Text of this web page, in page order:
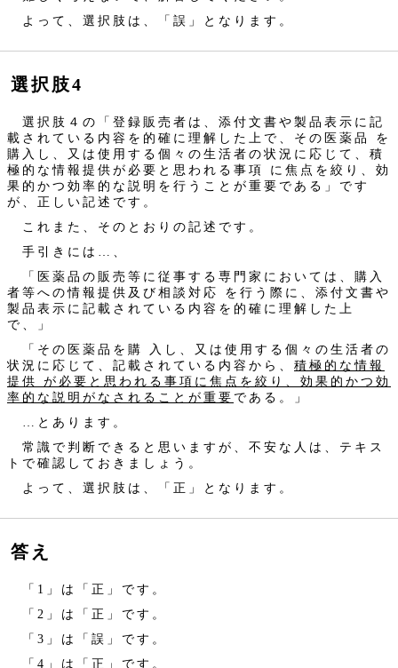
よって、選択肢は、「誤」となります。
選択肢4
選択肢４の「登録販売者は、添付文書や製品表示に記
載されている内容を的確に理解した上で、その医薬品 を
購入し、又は使用する個々の生活者の状況に応じて、積
極的な情報提供が必要と思われる事項 に焦点を絞り、効
果的かつ効率的な説明を行うことが重要である」です
が、正しい記述です。
これまた、そのとおりの記述です。
手引きには…、
「医薬品の販売等に従事する専門家においては、購入
者等への情報提供及び相談対応 を行う際に、添付文書や
製品表示に記載されている内容を的確に理解した上
で、」
「その医薬品を購 入し、又は使用する個々の生活者の
状況に応じて、記載されている内容から、 積極的な情報
提供 が必要と思われる事項に焦点を絞り、効果的かつ効
率的な説明がなされることが重要 である。」
…とあります。
常識で判断できると思いますが、不安な人は、テキス
トで確認しておきましょう。
よって、選択肢は、「正」となります。
答え
「1」は「正」です。
「2」は「正」です。
「3」は「誤」です。
「4」は「正」です。